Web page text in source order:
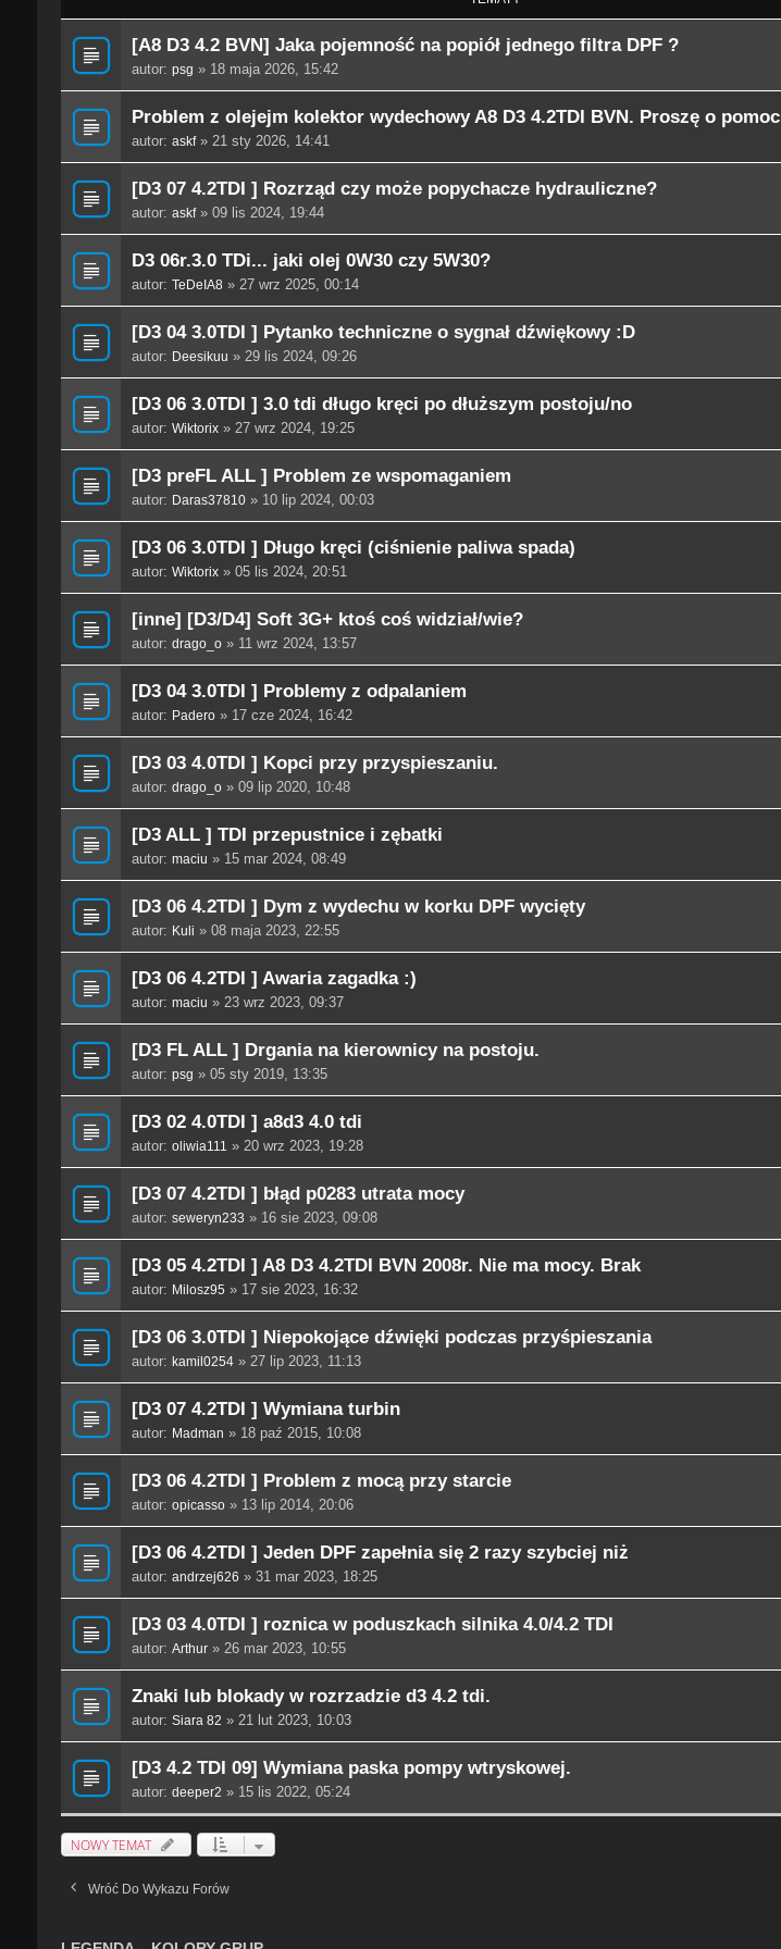
[A8 D3 4.2 BVN] Jaka pojemność na popiół jednego filtra DPF ?
autor: psg » 18 maja 2026, 15:42
Problem z olejejm kolektor wydechowy A8 D3 4.2TDI BVN. Proszę o pomoc
autor: askf» 21 sty 2026, 14:41
[D3 07 4.2TDI ] Rozrząd czy może popychacze hydrauliczne?
autor: askf» 09 lis 2024, 19:44
D3 06r.3.0 TDi... jaki olej 0W30 czy 5W30?
autor: TeDeIA8 » 27 wrz 2025, 00:14
[D3 04 3.0TDI ] Pytanko techniczne o sygnał dźwiękowy :D
autor: Deesikuu » 29 lis 2024, 09:26
[D3 06 3.0TDI ] 3.0 tdi długo kręci po dłuższym postoju/no
autor: Wiktorix» 27 wrz 2024, 19:25
[D3 preFL ALL ] Problem ze wspomaganiem
autor: Daras37810» 10 lip 2024, 00:03
[D3 06 3.0TDI ] Długo kręci (ciśnienie paliwa spada)
autor: Wiktorix» 05 lis 2024, 20:51
[inne] [D3/D4] Soft 3G+ ktoś coś widział/wie?
autor: drago_o» 11 wrz 2024, 13:57
[D3 04 3.0TDI ] Problemy z odpalaniem
autor: Padero» 17 cze 2024, 16:42
[D3 03 4.0TDI ] Kopci przy przyspieszaniu.
autor: drago_o» 09 lip 2020, 10:48
[D3 ALL ] TDI przepustnice i zębatki
autor: maciu » 15 mar 2024, 08:49
[D3 06 4.2TDI ] Dym z wydechu w korku DPF wycięty
autor: Kuli » 08 maja 2023, 22:55
[D3 06 4.2TDI ] Awaria zagadka :)
autor: maciu » 23 wrz 2023, 09:37
[D3 FL ALL ] Drgania na kierownicy na postoju.
autor: psg » 05 sty 2019, 13:35
[D3 02 4.0TDI ] a8d3 4.0 tdi
autor: oliwia111 » 20 wrz 2023, 19:28
[D3 07 4.2TDI ] błąd p0283 utrata mocy
autor: seweryn233 » 16 sie 2023, 09:08
[D3 05 4.2TDI ] A8 D3 4.2TDI BVN 2008r. Nie ma mocy. Brak
autor: Milosz95 » 17 sie 2023, 16:32
[D3 06 3.0TDI ] Niepokojące dźwięki podczas przyśpieszania
autor: kamil0254» 27 lip 2023, 11:13
[D3 07 4.2TDI ] Wymiana turbin
autor: Madman » 18 paź 2015, 10:08
[D3 06 4.2TDI ] Problem z mocą przy starcie
autor: opicasso» 13 lip 2014, 20:06
[D3 06 4.2TDI ] Jeden DPF zapełnia się 2 razy szybciej niż
autor: andrzej626 » 31 mar 2023, 18:25
[D3 03 4.0TDI ] roznica w poduszkach silnika 4.0/4.2 TDI
autor: Arthur» 26 mar 2023, 10:55
Znaki lub blokady w rozrzadzie d3 4.2 tdi.
autor: Siara 82 » 21 lut 2023, 10:03
[D3 4.2 TDI 09] Wymiana paska pompy wtryskowej.
autor: deeper2 » 15 lis 2022, 05:24
NOWY TEMAT
Wróć Do Wykazu Forów